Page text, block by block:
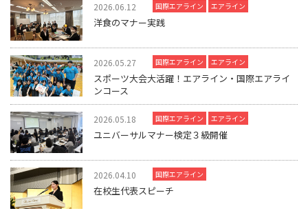
2026.06.12 国際エアライン エアライン
洋食のマナー実践
2026.05.27 国際エアライン エアライン
スポーツ大会大活躍！エアライン・国際エアライ
ンコース
2026.05.18 国際エアライン エアライン
ユニバーサルマナー検定３級開催
2026.04.10 国際エアライン
在校生代表スピーチ